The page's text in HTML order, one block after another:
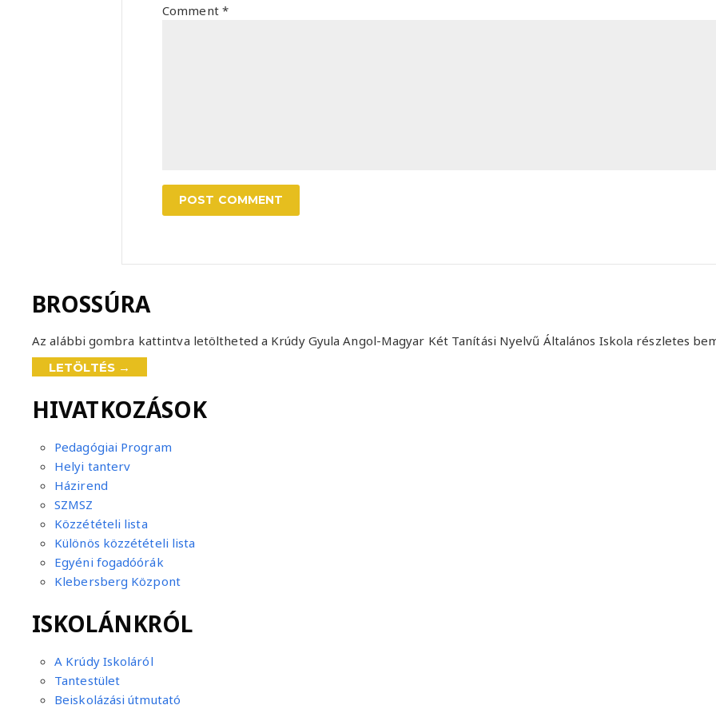
Comment *
BROSSÚRA
Az alábbi gombra kattintva letöltheted a Krúdy Gyula Angol-Magyar Két Tanítási Nyelvű Általános Iskola részletes
LETÖLTÉS →
HIVATKOZÁSOK
Pedagógiai Program
Helyi tanterv
Házirend
SZMSZ
Közzétételi lista
Különös közzétételi lista
Egyéni fogadóórák
Klebersberg Központ
ISKOLÁNKRÓL
A Krúdy Iskoláról
Tantestület
Beiskolázási útmutató